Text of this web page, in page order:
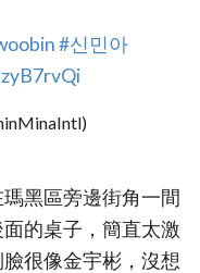
#신민아
黑區旁邊街角一間
的桌子，簡直太激
很像金宇彬，沒想